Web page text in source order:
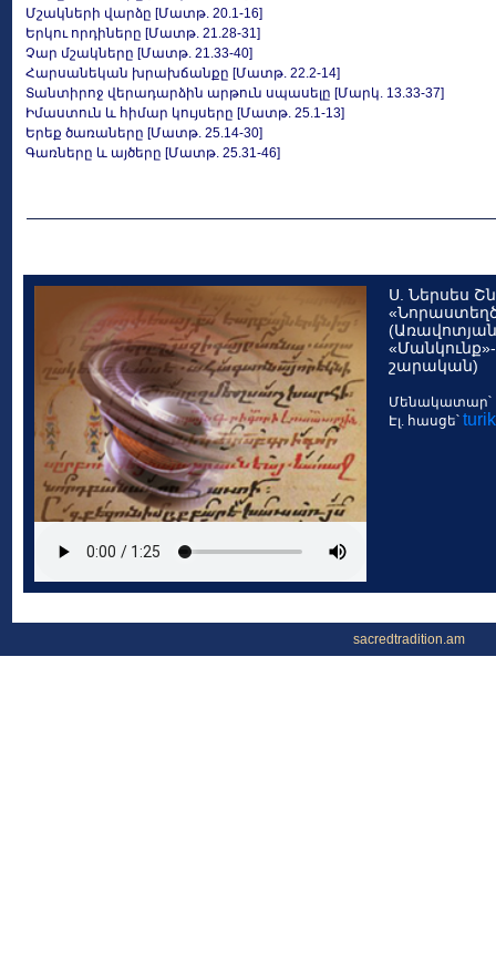
Մշակների վարձը [Մատթ. 20.1-16]
Երկու որդիները [Մատթ. 21.28-31]
Չար մշակները [Մատթ. 21.33-40]
Հարսանեկան խրախճանքը [Մատթ. 22.2-14]
Տանտիրոջ վերադարձին արթուն սպասելը [Մարկ. 13.33-37]
Իմաստուն և հիմար կույսերը [Մատթ. 25.1-13]
Երեք ծառաները [Մատթ. 25.14-30]
Գառները և այծերը [Մատթ. 25.31-46]
Ս. Ներսես
շարական)
Մենակատար՝
Էլ. հասցե՝
sacredtradition.am